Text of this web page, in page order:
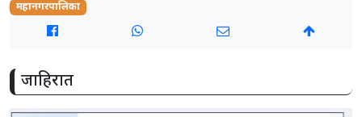
महानगरपालिका
जाहिरात